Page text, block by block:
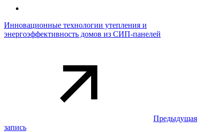
Инновационные технологии утепления и
энергоэффективность домов из СИП-панелей
Предыдущая
запись